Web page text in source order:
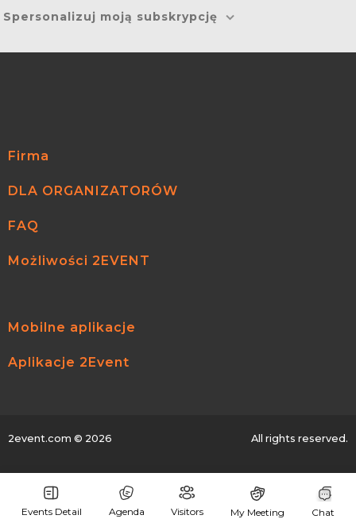
Spersonalizuj moją subskrypcję
Firma
DLA ORGANIZATORÓW
FAQ
Możliwości 2EVENT
Mobilne aplikacje
Aplikacje 2Event
2event.com © 2026 All rights reserved.
Events Detail Agenda Visitors My Meeting Chat